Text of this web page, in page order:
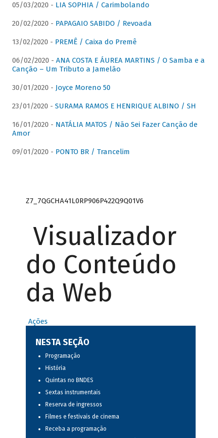
05/03/2020 - LIA SOPHIA / Carimbolando
20/02/2020 - PAPAGAIO SABIDO / Revoada
13/02/2020 - PREMÊ / Caixa do Premê
06/02/2020 - ANA COSTA E ÁUREA MARTINS / O Samba e a
Canção – Um Tributo a Jamelão
30/01/2020 - Joyce Moreno 50
23/01/2020 - SURAMA RAMOS E HENRIQUE ALBINO / SH
16/01/2020 - NATÁLIA MATOS / Não Sei Fazer Canção de
Amor
09/01/2020 - PONTO BR / Trancelim
Z7_7QGCHA41L0RP906P422Q9Q01V6
Visualizador
do Conteúdo
da Web
Ações
NESTA SEÇÃO
Programação
História
Quintas no BNDES
Sextas instrumentais
Reserva de ingressos
Filmes e festivais de cinema
Receba a programação